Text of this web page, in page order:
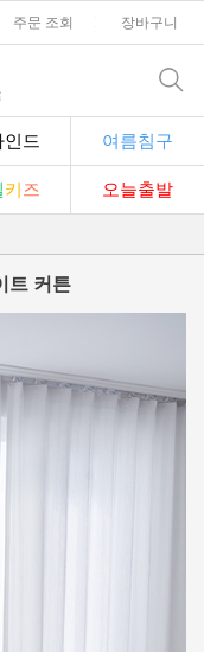
주문 조회 장바구니
인드 여름침구
키 즈 오늘출발
트 커튼